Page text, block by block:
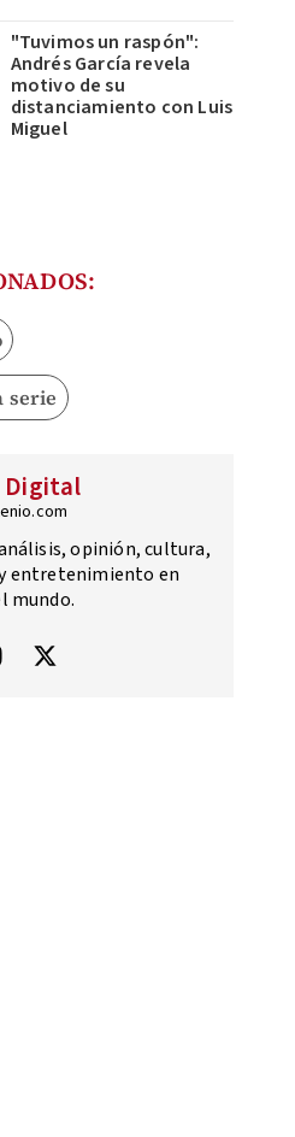
"Tuvimos un raspón":
Andrés García revela
motivo de su
distanciamiento con Luis
Miguel
serie
Digital
opinión, cultura,
entretenimiento en
mundo.